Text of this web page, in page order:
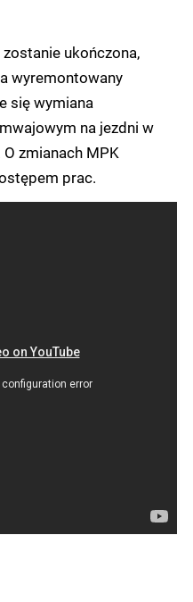
ukończona,
wyremontowany
się wymiana
na jezdni w
zmianach MPK
prac.